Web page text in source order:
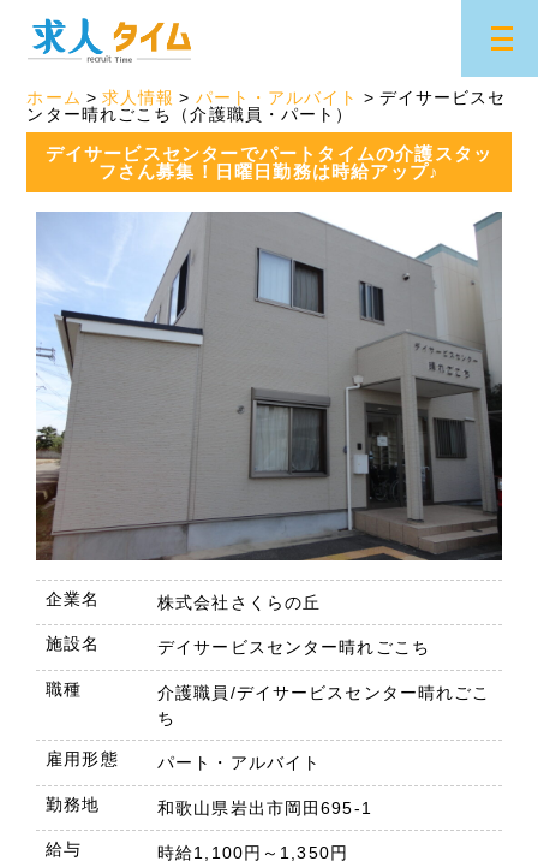
ホーム 求人情報 パート・アルバイト
デイサービスセ
ンター晴れごこち（介護職員・パート）
デイサービスセンターでパートタイムの介護スタッ
フさん募集！日曜日勤務は時給アップ♪
企業名 株式会社さくらの丘
施設名 デイサービスセンター晴れごこち
職種
介護職員/デイサービスセンター晴れごこ
ち
雇用形態 パート・アルバイト
勤務地 和歌山県岩出市岡田695-1
給与
時給1,100円～1,350円